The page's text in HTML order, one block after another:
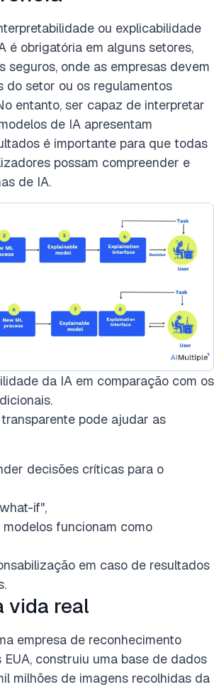
ou explicabilidade
é obrigatória em alguns setores,
seguros, onde as empresas devem
do setor ou os regulamentos
entanto, ser capaz de interpretar
de IA apresentam
é importante para que todas
possam compreender e
de IA.
da IA em comparação com os
pode ajudar as
decisões críticas para o
if",
funcionam como
em caso de resultados
vida real
empresa de reconhecimento
construiu uma base de dados
milhões de imagens recolhidas da